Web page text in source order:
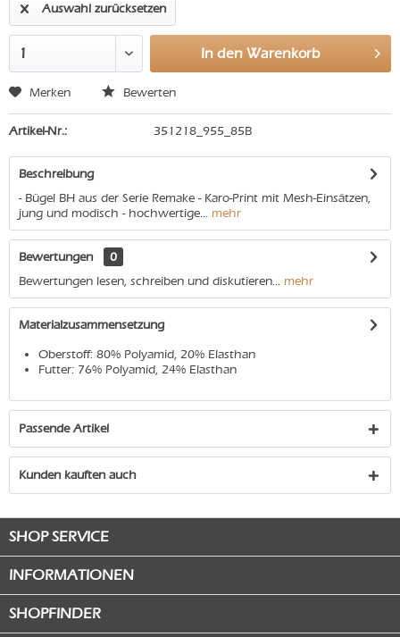
Auswahl zurücksetzen
In den Warenkorb
Merken Bewerten
Artikel-Nr.: 351218_955_85B
Beschreibung
- Bügel BH aus der Serie Remake - Karo-Print mit Mesh-Einsätzen,
jung und modisch - hochwertige... mehr
Bewertungen
0
Bewertungen lesen, schreiben und diskutieren... mehr
Materialzusammensetzung
Oberstoff: 80% Polyamid, 20% Elasthan
Futter: 76% Polyamid, 24% Elasthan
Passende Artikel
Kunden kauften auch
SHOP SERVICE
INFORMATIONEN
SHOPFINDER